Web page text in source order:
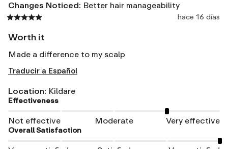
Changes Noticed: Better hair manageability
hace 16 días
Worth it
Made a difference to my scalp
Traducir a Español
Location: Kildare
Effectiveness
Not effective Moderate Very effective
Overall Satisfaction